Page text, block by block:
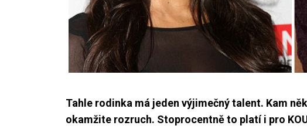
Tahle rodinka má jeden výjimečný talent. Kam
okamžite rozruch. Stoprocentně to platí i pro